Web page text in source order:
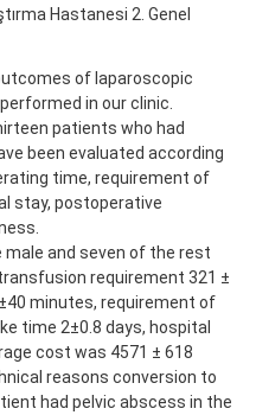
Hastanesi 2. Genel
of laparoscopic
in our clinic.
patients who had
been evaluated according
time, requirement of
stay, postoperative
male and seven of the rest
requirement 321 ±
minutes, requirement of
time 2±0.8 days, hospital
cost was 4571 ± 618
reasons conversion to
had pelvic abscess in the